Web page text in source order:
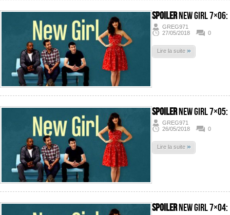
SPOILERNew Girl 7×06:
GREG971
27/05/2018
0
Lire la suite »
SPOILERNew Girl 7×05:
GREG971
26/05/2018
0
Lire la suite »
SPOILERNew Girl 7×04: